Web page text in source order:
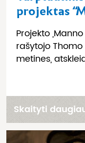
projektas
Projekto
rašytojo
metines,
Skaityti